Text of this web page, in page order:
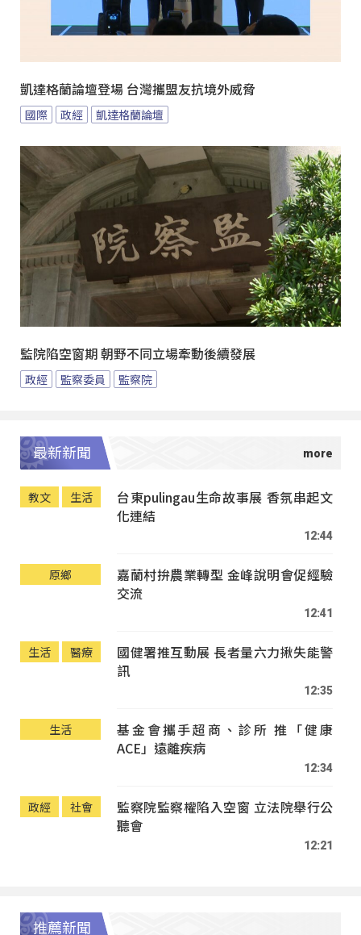
凱達格蘭論壇登場 台灣攜盟友抗境外威脅
國際 政經 凱達格蘭論壇
監院陷空窗期 朝野不同立場牽動後續發展
政經 監察委員 監察院
最新新聞
教文 生活
台東pulingau生命故事展 香氛串起文
化連結
12:44
原鄉
嘉蘭村拚農業轉型 金峰說明會促經驗
交流
12:41
生活 醫療
國健署推互動展 長者量六力揪失能警
訊
12:35
生活
基金會攜手超商、診所 推「健康
ACE」遠離疾病
12:34
政經 社會
監察院監察權陷入空窗 立法院舉行公
聽會
12:21
推薦新聞